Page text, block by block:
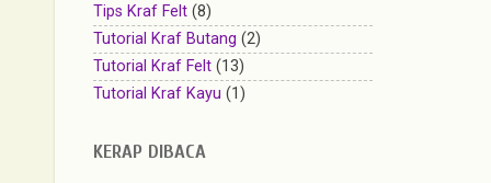
Tips Kraf Felt (8)
Tutorial Kraf Butang (2)
Tutorial Kraf Felt (13)
Tutorial Kraf Kayu (1)
KERAP DIBACA